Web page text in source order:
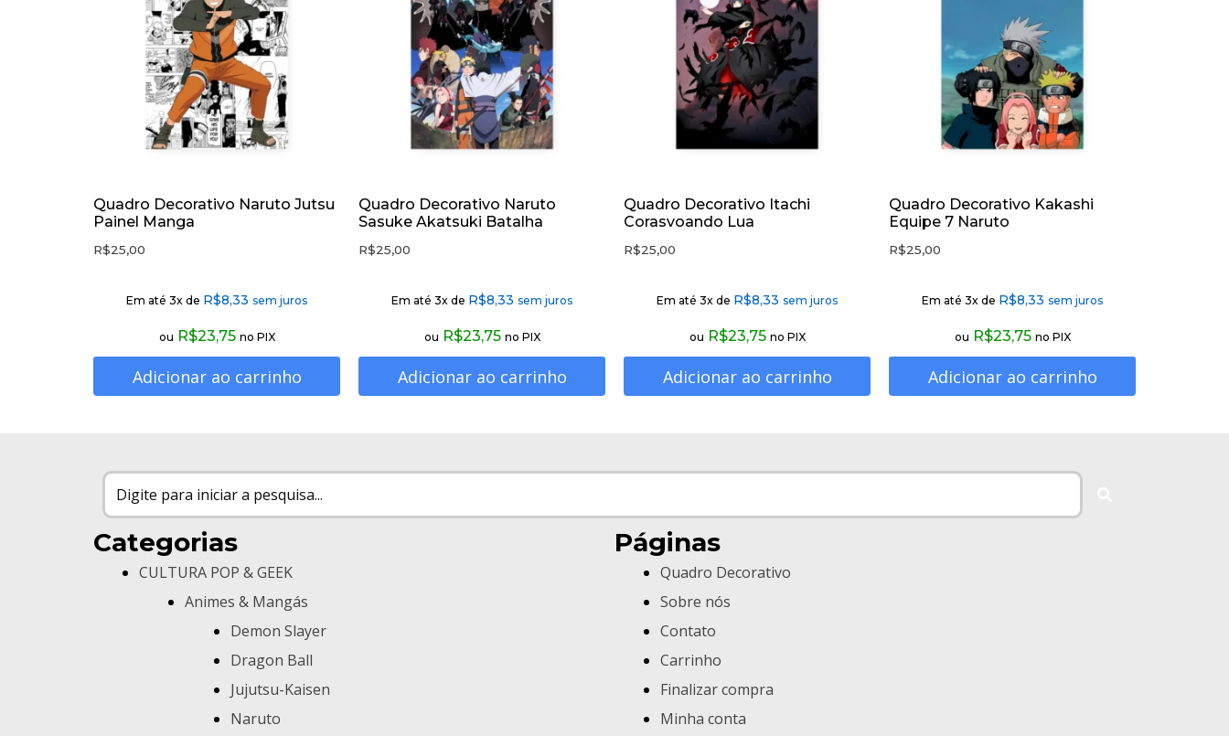
Quadro Decorativo Naruto Jutsu
Painel Manga
R$25,00
Em até 3x de R$8,33 sem juros
ou R$23,75 no PIX
Adicionar ao carrinho
Quadro Decorativo Naruto
Sasuke Akatsuki Batalha
R$25,00
Em até 3x de R$8,33 sem juros
ou R$23,75 no PIX
Adicionar ao carrinho
Quadro Decorativo Itachi
Corasvoando Lua
R$25,00
Em até 3x de R$8,33 sem juros
ou R$23,75 no PIX
Adicionar ao carrinho
Quadro Decorativo Kakashi
Equipe 7 Naruto
R$25,00
Em até 3x de R$8,33 sem juros
ou R$23,75 no PIX
Adicionar ao carrinho
Categorias
CULTURA POP & GEEK
Animes & Mangás
Demon Slayer
Dragon Ball
Jujutsu-Kaisen
Naruto
Páginas
Quadro Decorativo
Sobre nós
Contato
Carrinho
Finalizar compra
Minha conta